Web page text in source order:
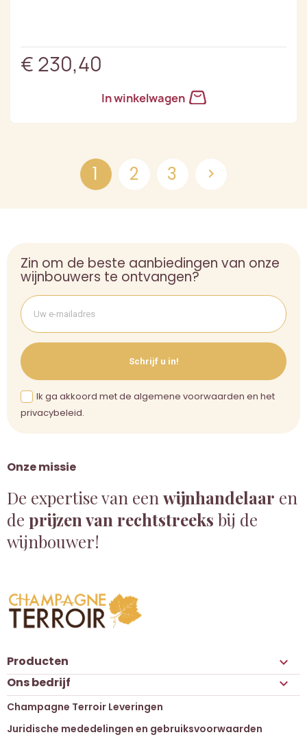
€ 230,40
In winkelwagen
1 2 3 
Onze missie
De expertise van een wijnhandelaar en
de prijzen van rechtstreeks bij de
wijnbouwer!
Zin om de beste aanbiedingen van onze
wijnbouwers te ontvangen?
Schrijf u in!
Ik ga akkoord met de algemene voorwaarden en het
privacybeleid.
Producten 
Ons bedrijf 
Champagne Terroir Leveringen
Juridische mededelingen en gebruiksvoorwaarden